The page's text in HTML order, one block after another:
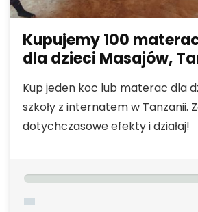
Kupujemy 100
dla dzieci Masajów,
Kup jeden koc lub materac dla
szkoły z internatem w Tanzanii.
dotychczasowe efekty i działaj!